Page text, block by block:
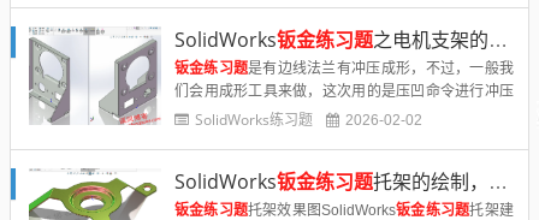
SolidWorks钣金练习题之电机支架的建模，压凹命令实现成形工具效果
钣金练习题是有边线法兰有冲压成形，不过，一般我
们会用成形工具来做，这次用的是压凹命令进行冲压
成型的设计思路，可以借鉴。同时这个SolidWorks
SolidWorks练习题 2026-02-02
SolidWorks钣金练习题托架的绘制，成形工具
钣金练习题托架效果图SolidWorks钣金练习题托架建